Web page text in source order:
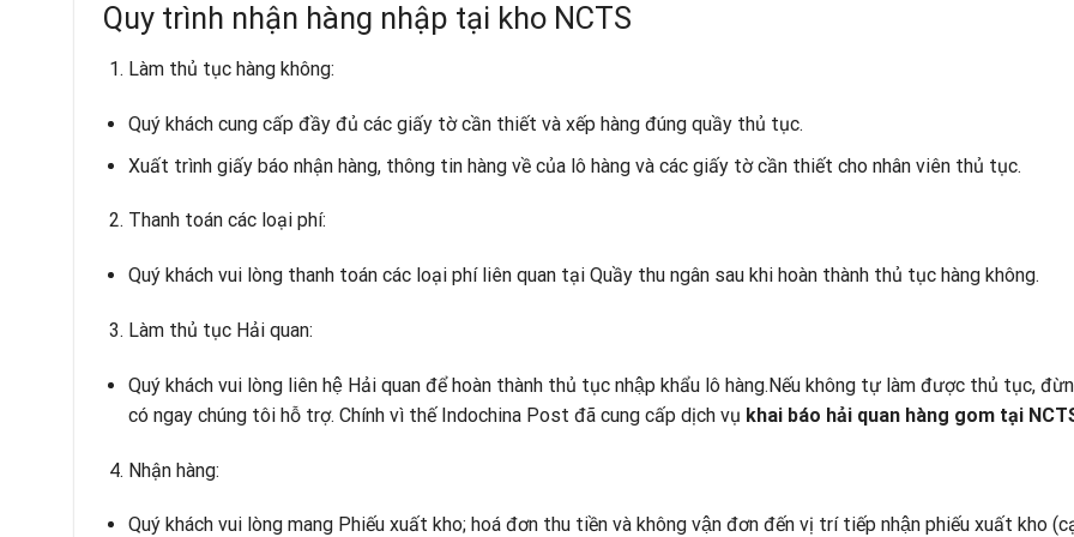
Quy trình nhận hàng nhập tại kho NCTS
Làm thủ tục hàng không:
Quý khách cung cấp đầy đủ các giấy tờ cần thiết và xếp hàng đúng quầy thủ tục.
Xuất trình giấy báo nhận hàng, thông tin hàng về của lô hàng và các giấy tờ cần thiết cho nhân viên thủ tục.
Thanh toán các loại phí:
Quý khách vui lòng thanh toán các loại phí liên quan tại Quầy thu ngân sau khi hoàn thành thủ tục hàng không.
Làm thủ tục Hải quan:
Quý khách vui lòng liên hệ Hải quan để hoàn thành thủ tục nhập khẩu lô hàng.Nếu không tự làm được thủ tục,
có ngay chúng tôi hỗ trợ. Chính vì thế Indochina Post đã cung cấp dịch vụ khai báo hải quan hàng gom tại
Nhận hàng:
Quý khách vui lòng mang Phiếu xuất kho; hoá đơn thu tiền và không vận đơn đến vị trí tiếp nhận phiếu xuất kho